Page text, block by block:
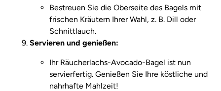
Bestreuen Sie die Oberseite des Bagels mit
frischen Kräutern Ihrer Wahl, z. B. Dill oder
Schnittlauch.
Servieren und genießen:
Ihr Räucherlachs-Avocado-Bagel ist nun
servierfertig. Genießen Sie Ihre köstliche und
nahrhafte Mahlzeit!